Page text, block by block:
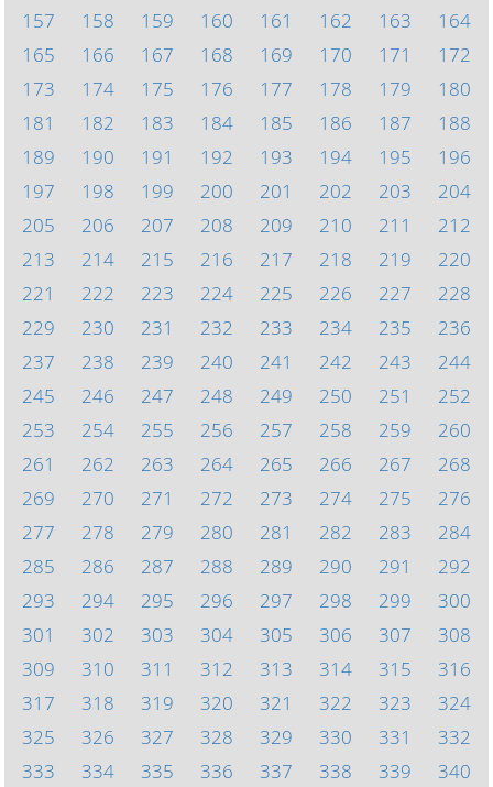
157
158 159 160 161 162 163
164
165
166 167 168 169 170 171
172
173
174 175 176 177 178 179
180
181
182 183 184 185 186 187
188
189
190 191 192 193 194 195
196
197
198 199 200 201 202 203
204
205
206 207 208 209 210 211
212
213
214 215 216 217 218 219
220
221
222 223 224 225 226 227
228
229
230 231 232 233 234 235
236
237
238 239 240 241 242 243
244
245
246 247 248 249 250 251
252
253
254 255 256 257 258 259
260
261
262 263 264 265 266 267
268
269
270 271 272 273 274 275
276
277
278 279 280 281 282 283
284
285
286 287 288 289 290 291
292
293
294 295 296 297 298 299
300
301
302 303 304 305 306 307
308
309
310 311 312 313 314 315
316
317
318 319 320 321 322 323
324
325
326 327 328 329 330 331
332
333
334 335 336 337 338 339 340